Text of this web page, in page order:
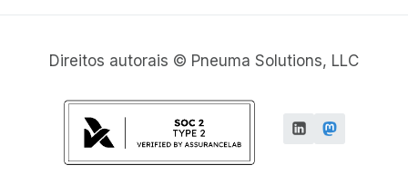
Direitos autorais © Pneuma Solutions, LLC